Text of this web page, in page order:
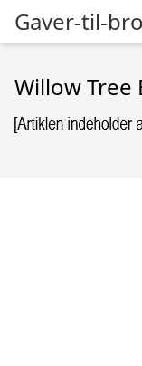
Gaver-til-
Willow